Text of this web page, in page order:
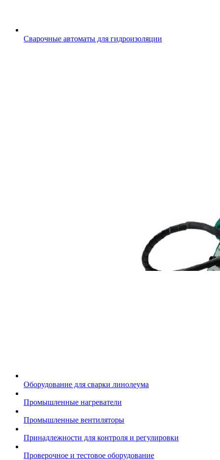
Сварочные автоматы для гидроизоляции
Оборудование для сварки линолеума
Промышленные нагреватели
Промышленные вентиляторы
Принадлежности для контроля и регулировки
Проверочное и тестовое оборудование